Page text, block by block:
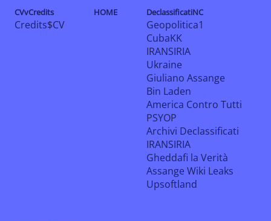
CVvCredits
Credits$CV
HOME DeclassificatiNC
Geopolitica1
CubaKK
IRANSIRIA
Ukraine
Giuliano Assange
Bin Laden
America Contro Tutti
PSYOP
Archivi Declassificati
IRANSIRIA
Gheddafi la Verità
Assange Wiki Leaks
Upsoftland